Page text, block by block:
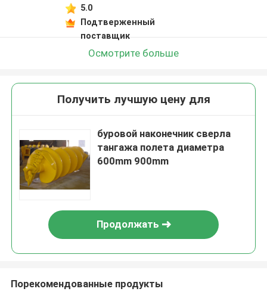
5.0
Подтверженный
поставщик
Осмотрите больше
Получить лучшую цену для
буровой наконечник сверла
тангажа полета диаметра
600mm 900mm
Продолжать
Порекомендованные продукты